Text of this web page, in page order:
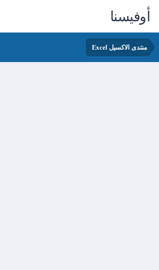
أوفيسنا
منتدى الاكسيل Excel